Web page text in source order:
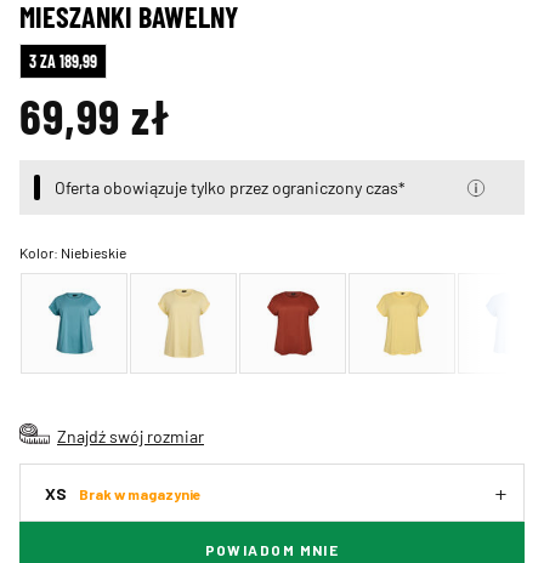
MIESZANKI BAWELNY
3 ZA 189,99
69,99 zł
Oferta obowiązuje tylko przez ograniczony czas*
Kolor: Niebieskie
Znajdź swój rozmiar
XS Brak w magazynie
POWIADOM MNIE